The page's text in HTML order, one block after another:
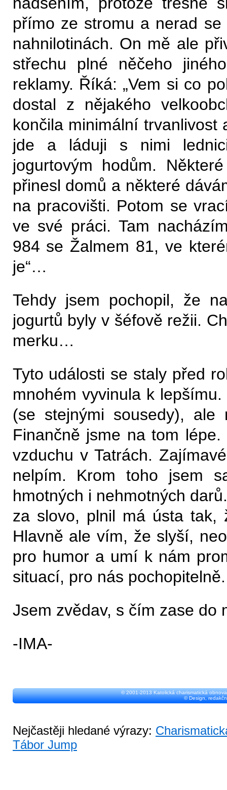
přímo ze stromu a nerad
nahnilotinách. On mě ale
střechu plné něčeho
reklamy. Říká: „Vem si co
dostal z nějakého
končila minimální
jde a láduji s nimi
jogurtovým hodům.
přinesl domů a některé
na pracovišti. Potom se
ve své práci. Tam
984 se Žalmem 81, ve
je“…
Tehdy jsem pochopil, že
jogurtů byly v šéfově režii.
merku…
Tyto události se staly před
mnohém vyvinula k
(se stejnými sousedy), ale
Finančně jsme na tom
vzduchu v Tatrách.
nelpím. Krom toho jsem
hmotných i nehmotných
za slovo, plnil má ústa
Hlavně ale vím, že slyší,
pro humor a umí k nám
situací, pro nás pochopitelně.
Jsem zvědav, s čím zase
-IMA-
© 2001-2013 Katolická charismatická
© Design,
Nejčastěji hledané výrazy:
Tábor Jump